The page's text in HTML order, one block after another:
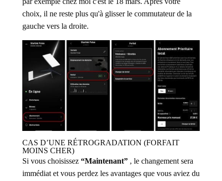
choix, il ne reste plus qu'à glisser le commutateur de la
gauche vers la droite.
CAS D’UNE RÉTROGRADATION (FORFAIT
MOINS CHER)
Si vous choisissez “Maintenant”, le changement sera
immédiat et vous perdez les avantages que vous aviez du